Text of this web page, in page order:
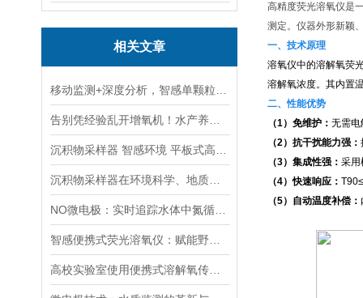
相关文章
高精度荧光溶氧仪是
测定。仪器外形新颖
一、技术原理
溶氧仪中的溶解氧荧
溶解氧浓度。其内置
二、性能优势
（1）免维护： 无需电
（2）抗干扰能力强：
（3）集成性强： 采用
（4）快速响应：
（5）自动温度补偿：